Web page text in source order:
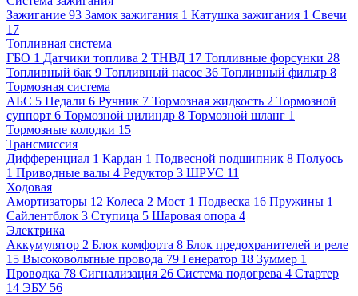
Зажигание 93 Замок зажигания 1 Катушка зажигания 1 Свечи
17
Топливная система
ГБО 1 Датчики топлива 2 ТНВД 17 Топливные форсунки 28
Топливный бак 9 Топливный насос 36 Топливный фильтр 8
Тормозная система
АБС 5 Педали 6 Ручник 7 Тормозная жидкость 2 Тормозной
суппорт 6 Тормозной цилиндр 8 Тормозной шланг 1
Тормозные колодки 15
Трансмиссия
Дифференциал 1 Кардан 1 Подвесной подшипник 8 Полуось
1 Приводные валы 4 Редуктор 3 ШРУС 11
Ходовая
Амортизаторы 12 Колеса 2 Мост 1 Подвеска 16 Пружины 1
Сайлентблок 3 Ступица 5 Шаровая опора 4
Электрика
Аккумулятор 2 Блок комфорта 8 Блок предохранителей и реле
15 Высоковольтные провода 79 Генератор 18 Зуммер 1
Проводка 78 Сигнализация 26 Система подогрева 4 Стартер
14 ЭБУ 56